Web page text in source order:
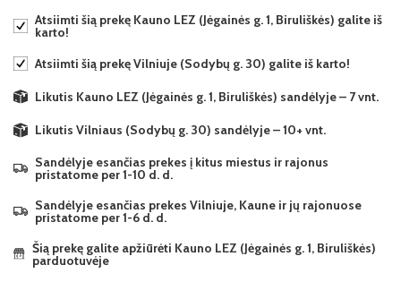
Atsiimti šią prekę Kauno LEZ (Jėgainės g. 1, Biruliškės) galite iš
karto!
Atsiimti šią prekę Vilniuje (Sodybų g. 30) galite iš karto!
Likutis Kauno LEZ (Jėgainės g. 1, Biruliškės) sandėlyje – 7 vnt.
Likutis Vilniaus (Sodybų g. 30) sandėlyje – 10+ vnt.
Sandėlyje esančias prekes į kitus miestus ir rajonus
pristatome per 1-10 d. d.
Sandėlyje esančias prekes Vilniuje, Kaune ir jų rajonuose
pristatome per 1-6 d. d.
Šią prekę galite apžiūrėti Kauno LEZ (Jėgainės g. 1, Biruliškės)
parduotuvėje